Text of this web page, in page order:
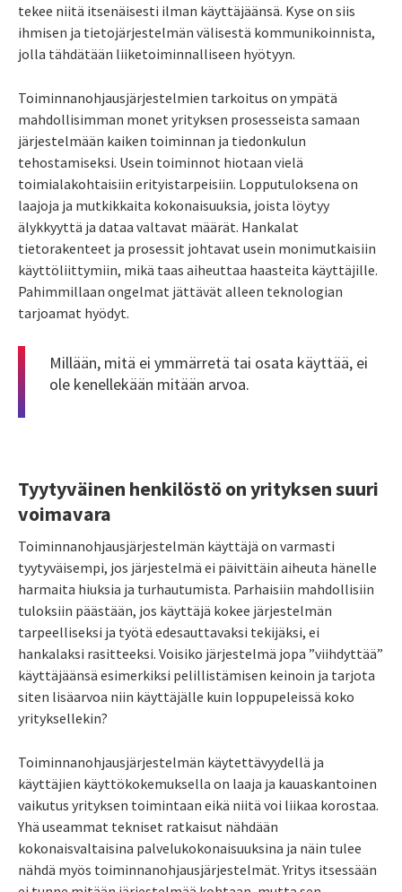
tekee niitä itsenäisesti ilman käyttäjäänsä. Kyse on siis
ihmisen ja tietojärjestelmän välisestä kommunikoinnista,
jolla tähdätään liiketoiminnalliseen hyötyyn.
Toiminnanohjausjärjestelmien tarkoitus on ympätä
mahdollisimman monet yrityksen prosesseista samaan
järjestelmään kaiken toiminnan ja tiedonkulun
tehostamiseksi. Usein toiminnot hiotaan vielä
toimialakohtaisiin erityistarpeisiin. Lopputuloksena on
laajoja ja mutkikkaita kokonaisuuksia, joista löytyy
älykkyyttä ja dataa valtavat määrät. Hankalat
tietorakenteet ja prosessit johtavat usein monimutkaisiin
käyttöliittymiin, mikä taas aiheuttaa haasteita käyttäjille.
Pahimmillaan ongelmat jättävät alleen teknologian
tarjoamat hyödyt.
Millään, mitä ei ymmärretä tai osata käyttää, ei
ole kenellekään mitään arvoa.
Tyytyväinen henkilöstö on yrityksen suuri
voimavara
Toiminnanohjausjärjestelmän käyttäjä on varmasti
tyytyväisempi, jos järjestelmä ei päivittäin aiheuta hänelle
harmaita hiuksia ja turhautumista. Parhaisiin mahdollisiin
tuloksiin päästään, jos käyttäjä kokee järjestelmän
tarpeelliseksi ja työtä edesauttavaksi tekijäksi, ei
hankalaksi rasitteeksi. Voisiko järjestelmä jopa ”viihdyttää”
käyttäjäänsä esimerkiksi pelillistämisen keinoin ja tarjota
siten lisäarvoa niin käyttäjälle kuin loppupeleissä koko
yrityksellekin?
Toiminnanohjausjärjestelmän käytettävyydellä ja
käyttäjien käyttökokemuksella on laaja ja kauaskantoinen
vaikutus yrityksen toimintaan eikä niitä voi liikaa korostaa.
Yhä useammat tekniset ratkaisut nähdään
kokonaisvaltaisina palvelukokonaisuuksina ja näin tulee
nähdä myös toiminnanohjausjärjestelmät. Yritys itsessään